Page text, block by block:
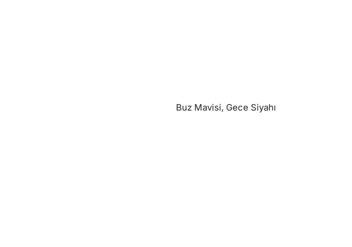
Buz Mavisi, Gece Siyahı